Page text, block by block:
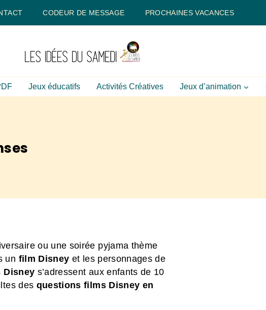
CODEUR DE MESSAGE PROCHAINES VACANCES
Jeux éducatifs Activités Créatives Jeux d’animation
ou une soirée pyjama thème
un film Disney et les personnages de
Disney s’adressent aux enfants de 10
des questions films Disney en